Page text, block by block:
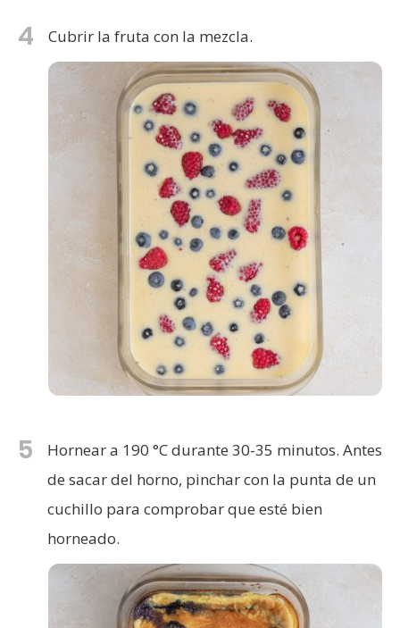
4 Cubrir la fruta con la mezcla.
5
Hornear a 190 °C durante 30-35 minutos. Antes
de sacar del horno, pinchar con la punta de un
cuchillo para comprobar que esté bien
horneado.